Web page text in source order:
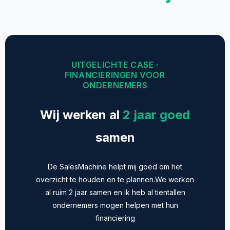
UITGELICHTE CASE ·
FINANCIERINGEN VOOR
ONDERNEMERS
Wij werken al 2 jaar goed
samen
De SalesMachine helpt mij goed om het
overzicht te houden en te plannen.We werken
al ruim 2 jaar samen en ik heb al tientallen
ondernemers mogen helpen met hun
financiering